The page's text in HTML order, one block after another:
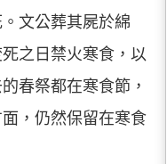
文公葬其屍於綿
之日禁火寒食，以
春祭都在寒食節，
面，仍然保留在寒食